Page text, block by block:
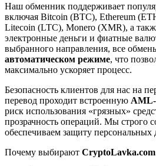
Наш обменник поддерживает
включая Bitcoin (BTC), Ethereum
Litecoin (LTC), Monero (XMR), а
электронные деньги и фиатные
выбранного направления, все
автоматическом режиме, что
максимально ускоряет процесс.
Безопасность клиентов для нас на
перевод проходит встроенную AML-
риск использования «грязных»
прозрачность операций. Мы строго
обеспечиваем защиту персональных
Почему выбирают CryptoLavka.com